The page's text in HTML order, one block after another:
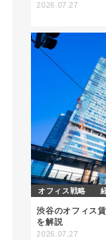
2026.07.27
オフィス戦略
渋谷のオフィス
を解説
2026.07.27